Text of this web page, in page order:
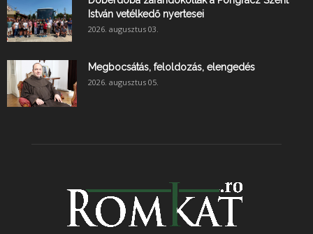
István vetélkedő nyertesei
2026. augusztus 03.
Megbocsátás, feloldozás, elengedés
2026. augusztus 05.